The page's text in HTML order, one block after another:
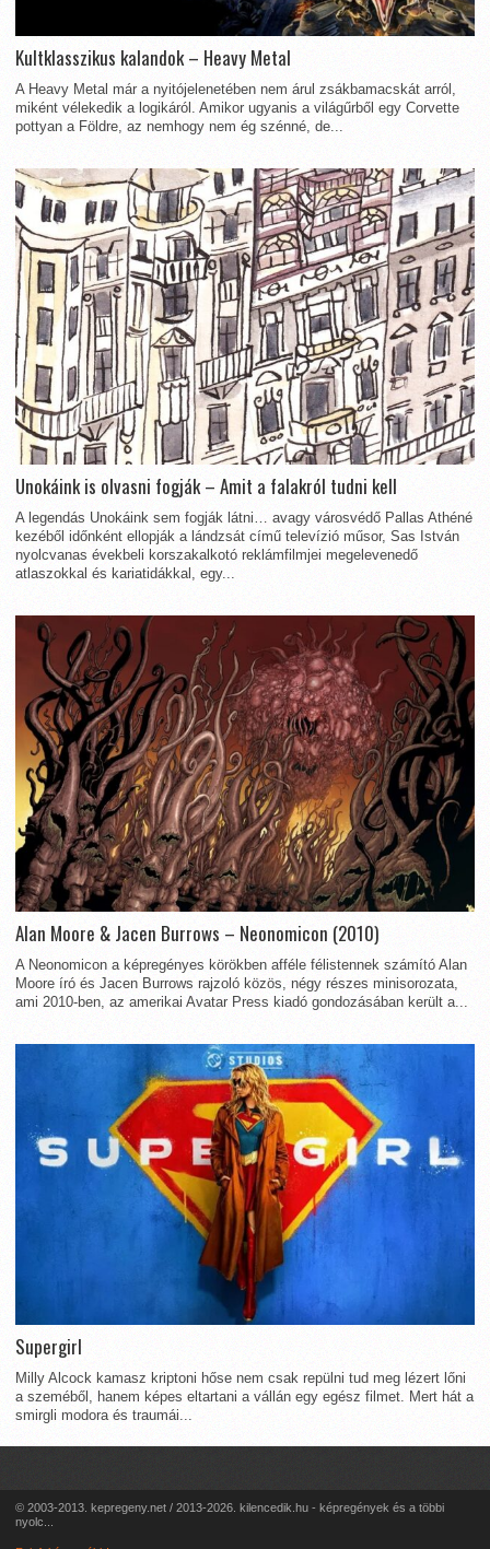
Kultklasszikus kalandok – Heavy Metal
A Heavy Metal már a nyitójelenetében nem árul zsákbamacskát arról,
miként vélekedik a logikáról. Amikor ugyanis a világűrből egy Corvette
pottyan a Földre, az nemhogy nem ég szénné, de...
Unokáink is olvasni fogják – Amit a falakról tudni kell
A legendás Unokáink sem fogják látni… avagy városvédő Pallas Athéné
kezéből időnként ellopják a lándzsát című televízió műsor, Sas István
nyolcvanas évekbeli korszakalkotó reklámfilmjei megelevenedő
atlaszokkal és kariatidákkal, egy...
Alan Moore & Jacen Burrows – Neonomicon (2010)
A Neonomicon a képregényes körökben afféle félistennek számító Alan
Moore író és Jacen Burrows rajzoló közös, négy részes minisorozata,
ami 2010-ben, az amerikai Avatar Press kiadó gondozásában került a...
Supergirl
Milly Alcock kamasz kriptoni hőse nem csak repülni tud meg lézert lőni
a szeméből, hanem képes eltartani a vállán egy egész filmet. Mert hát a
smirgli modora és traumái...
© 2003-2013. kepregeny.net / 2013-2026. kilencedik.hu - képregények és a többi
nyolc...